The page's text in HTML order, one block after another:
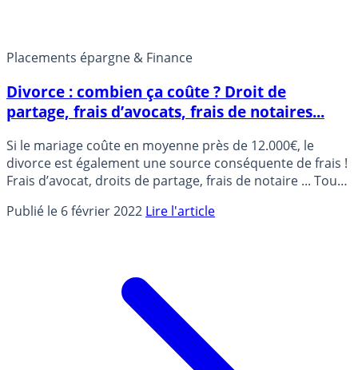
Placements épargne & Finance
Divorce : combien ça coûte ? Droit de
partage, frais d’avocats, frais de notaires...
Si le mariage coûte en moyenne près de 12.000€, le
divorce est également une source conséquente de frais !
Frais d’avocat, droits de partage, frais de notaire ... Tour
Publié le 6 février 2022 Lire l'article